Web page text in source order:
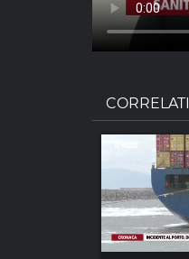
CORRELATI